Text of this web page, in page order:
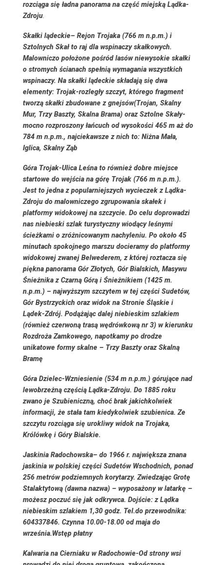
rozciąga się ładna panorama na część miejską Lądka-
Zdroju.
Skałki lądeckie– Rejon Trojaka (766 m n.p.m.) i
Sztolnych Skał to raj dla wspinaczy skałkowych.
Malowniczo położone pośród lasów niewysokie skałki
o stromych ścianach spełnią wymagania wszystkich
wspinaczy. Na skałki lądeckie składają się dwa
elementy: Trojak-rozległy szczyt, którego fragment
tworzą skałki zbudowane z gnejsów(Trojan, Skalny
Mur, Trzy Baszty, Skalna Brama) oraz Sztolne Skały-
mocno rozproszony łańcuch od wysokości 465 m aż do
784 m n.p.m., najciekawsze z nich to: Niżna Mała,
Iglica, Skalny Ząb
Góra Trojak-Ulica Leśna to również dobre miejsce
startowe do wejścia na górę Trojak (766 m n.p.m.).
Jest to jedna z popularniejszych wycieczek z Lądka-
Zdroju do malowniczego zgrupowania skałek i
platformy widokowej na szczycie. Do celu doprowadzi
nas niebieski szlak turystyczny wiodący leśnymi
ścieżkami o zróżnicowanym nachyleniu. Po około 45
minutach spokojnego marszu docieramy do platformy
widokowej zwanej Belwederem, z której roztacza się
piękna panorama Gór Złotych, Gór Bialskich, Masywu
Śnieżnika z Czarną Górą i Śnieżnikiem (1425 m.
n.p.m.) – najwyższym szczytem w tej części Sudetów,
Gór Bystrzyckich oraz widok na Stronie Śląskie i
Lądek-Zdrój. Podążając dalej niebieskim szlakiem
(również czerwoną trasą wędrówkową nr 3) w kierunku
Rozdroża Zamkowego, napotkamy po drodze
unikatowe formy skalne – Trzy Baszty oraz Skalną
Bramę
Góra Dzielec-Wzniesienie (534 m n.p.m.) górujące nad
lewobrzeżną częścią Lądka-Zdroju. Do 1885 roku
zwano je Szubieniczną, choć brak jakichkolwiek
informacji, że stała tam kiedykolwiek szubienica. Ze
szczytu rozciąga się urokliwy widok na Trojaka,
Królówkę i Góry Bialskie.
Jaskinia Radochowska– do 1966 r. największa znana
jaskinia w polskiej części Sudetów Wschodnich, ponad
256 metrów podziemnych korytarzy. Zwiedzając Grotę
Stalaktytową (dawna nazwa) – wyposażony w latarkę –
możesz poczuć się jak odkrywca. Dojście:z Lądka
niebieskim szlakiem 1,30 godz. Tel.do przewodnika:
604337846. Czynna 10.00-18.00 od maja do
września.Wstęp płatny
Kalwaria na Cierniaku w Radochowie-Od strony wsi